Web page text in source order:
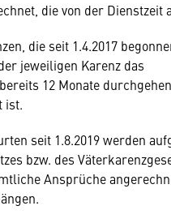
die von der Dienstzeit
die seit 1.4.2017
jeweiligen Karenz das
12 Monate
ist.
seit 1.8.2019 werden
bzw. des
Ansprüche